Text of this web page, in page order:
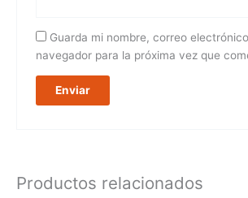
Guarda mi nombre, correo
navegador para la próxima vez que
Productos relacionados